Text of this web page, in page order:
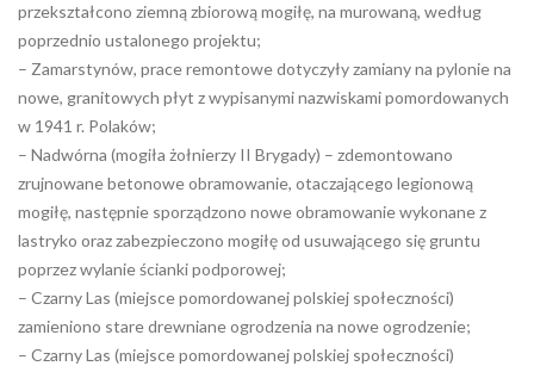
przekształcono ziemną zbiorową mogiłę, na murowaną, według
poprzednio ustalonego projektu;
– Zamarstynów, prace remontowe dotyczyły zamiany na pylonie na
nowe, granitowych płyt z wypisanymi nazwiskami pomordowanych
w 1941 r. Polaków;
– Nadwórna (mogiła żołnierzy II Brygady) – zdemontowano
zrujnowane betonowe obramowanie, otaczającego legionową
mogiłę, następnie sporządzono nowe obramowanie wykonane z
lastryko oraz zabezpieczono mogiłę od usuwającego się gruntu
poprzez wylanie ścianki podporowej;
– Czarny Las (miejsce pomordowanej polskiej społeczności)
zamieniono stare drewniane ogrodzenia na nowe ogrodzenie;
– Czarny Las (miejsce pomordowanej polskiej społeczności)